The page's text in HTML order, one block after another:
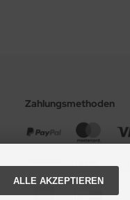
Zahlungsmethoden
ALLE AKZEPTIEREN